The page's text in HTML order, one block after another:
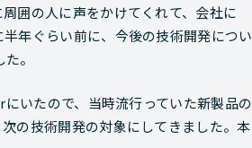
囲の人に声をかけてくれて、会社に
年ぐらい前に、今後の技術開発につい
。
いたので、当時流行っていた新製品の
の技術開発の対象にしてきました。本